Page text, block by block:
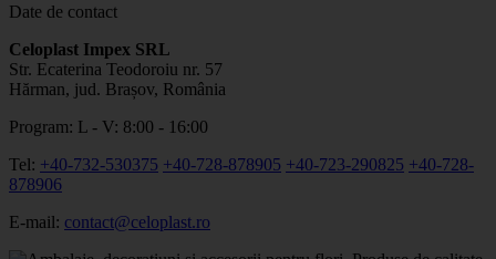
Date de contact
Celoplast Impex SRL
Str. Ecaterina Teodoroiu nr. 57
Hărman, jud. Brașov, România
Program: L - V: 8:00 - 16:00
Tel: +40-732-530375 +40-728-878905 +40-723-290825 +40-728-
878906
E-mail: contact@celoplast.ro